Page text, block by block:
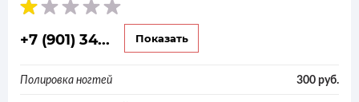
+7 (901) 34... Показать
Полировка ногтей 300 руб.